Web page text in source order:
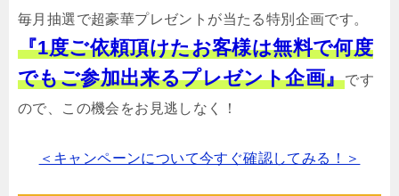
毎月抽選で超豪華プレゼントが当たる特別企画です。
『1度ご依頼頂けたお客様は無料で何度
でもご参加出来るプレゼント企画』です
ので、この機会をお見逃しなく！
＜キャンペーンについて今すぐ確認してみる！＞